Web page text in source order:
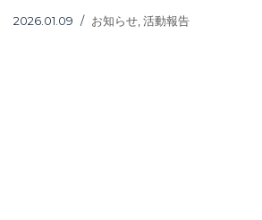
2026.01.09 お知らせ 活動報告